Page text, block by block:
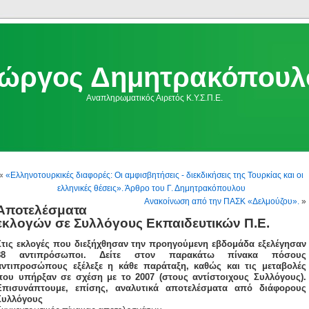
Αναπληρωματικός Αιρετός Κ.Υ.Σ.Π.Ε.
«Ελληνοτουρκικές διαφορές: Οι αμφισβητήσεις - διεκδικήσεις της Τουρκίας και οι
ελληνικές θέσεις». Άρθρο του Γ. Δημητρακόπουλου
Ανακοίνωση από την ΠΑΣΚ «Δελμούζου». »
σε Συλλόγους Εκπαιδευτικών Π.Ε.
εκλογές που διεξήχθησαν την προηγούμενη εβδομάδα εξελέγησαν
αντιπρόσωποι. Δείτε στον παρακάτω πίνακα πόσους
εξέλεξε η κάθε παράταξη, καθώς και τις μεταβολές
υπήρξαν σε σχέση με το 2007 (στους αντίστοιχους Συλλόγους).
επίσης, αναλυτικά αποτελέσματα από διάφορους